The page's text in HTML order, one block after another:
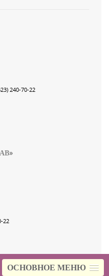
ОСНОВНОЕ МЕНЮ
240-70-22
22